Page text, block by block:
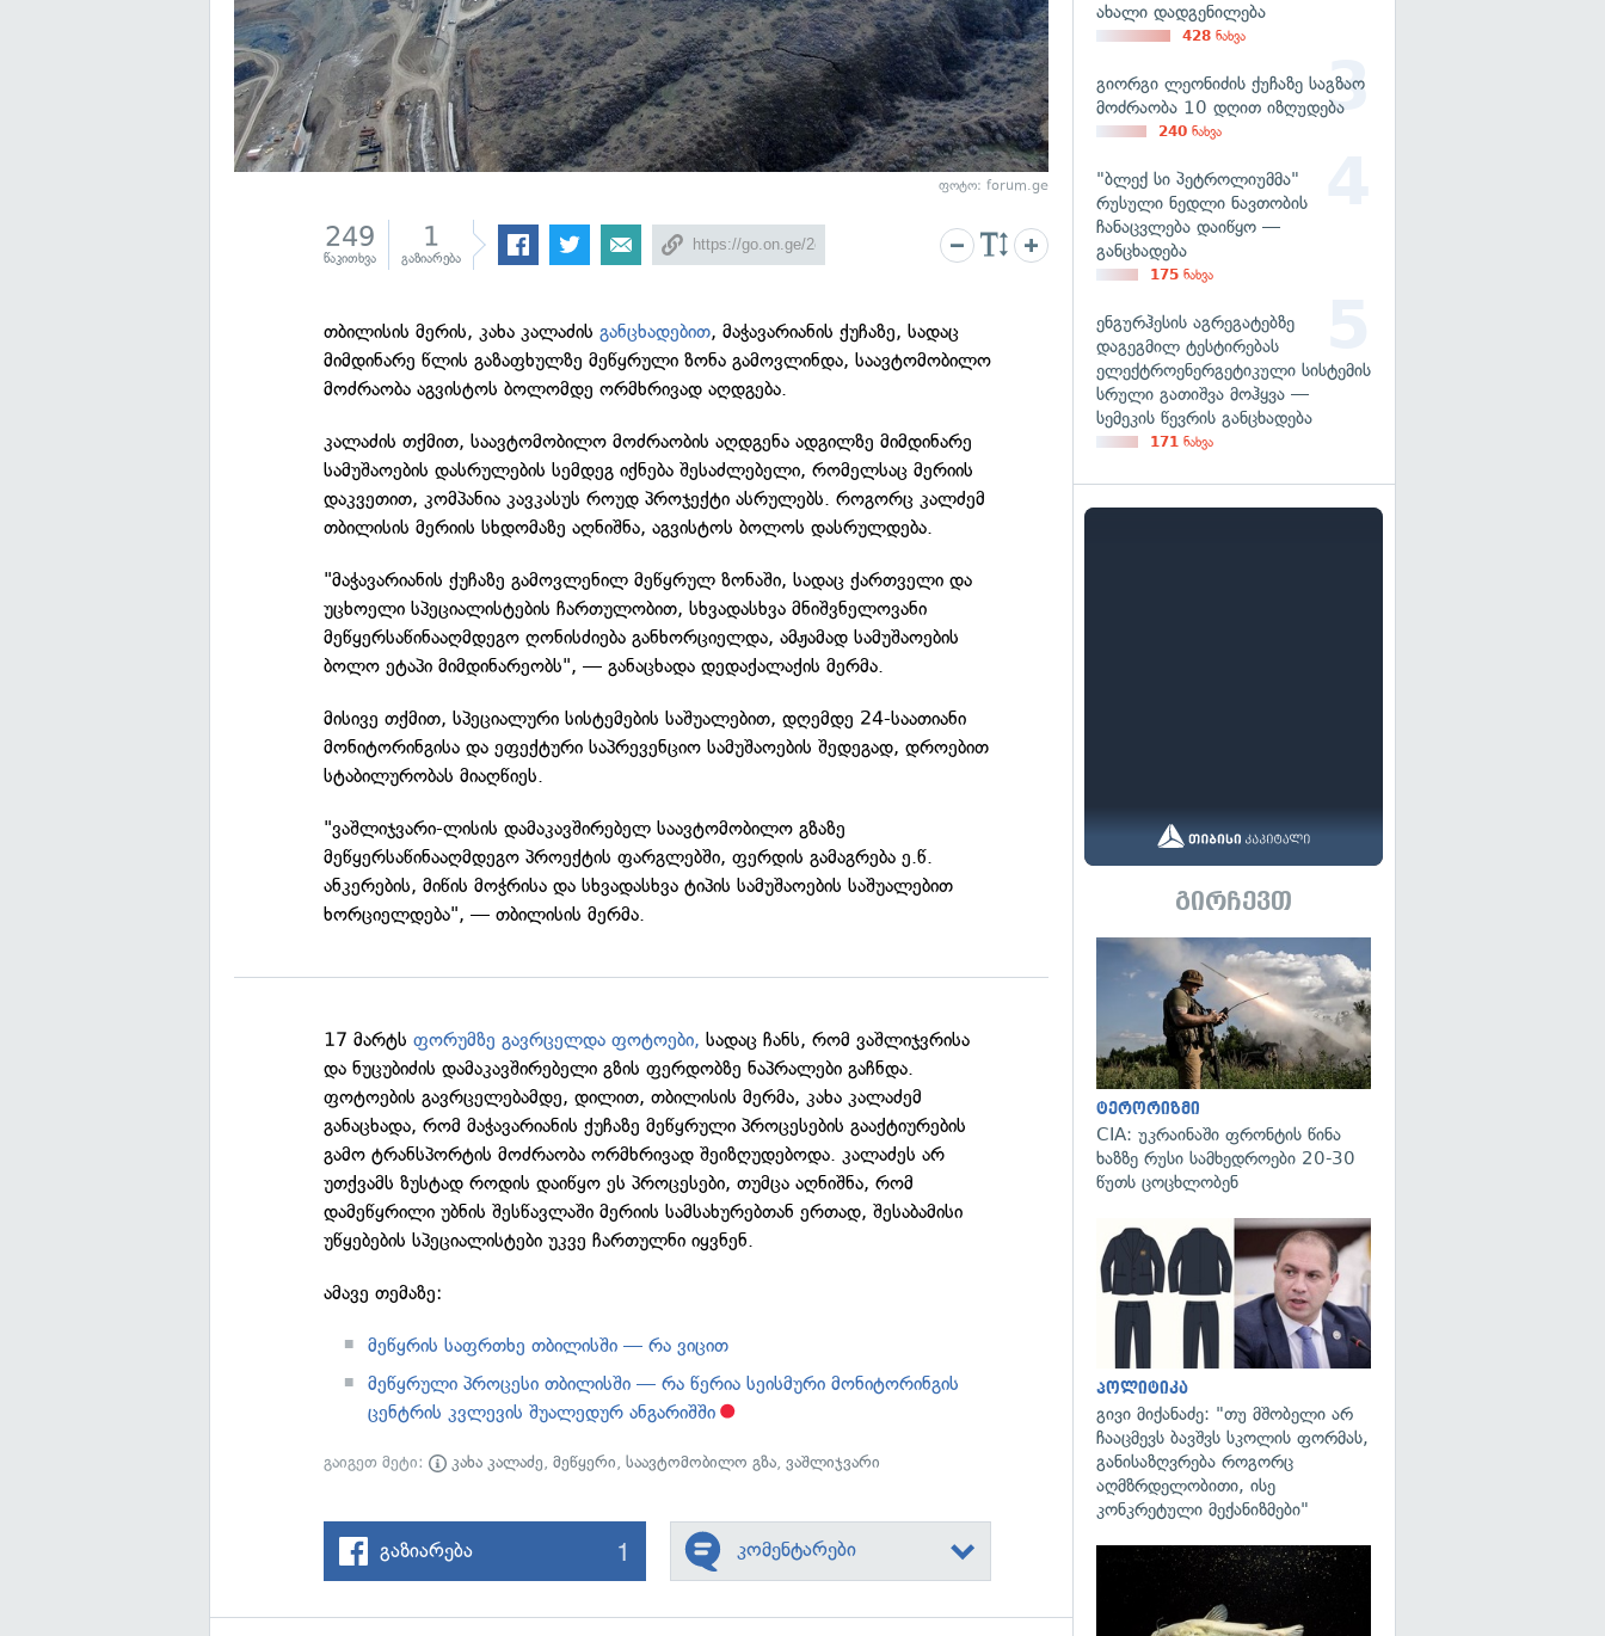
ფოტო: forum.ge
249
წაკითხვა
1
გაზიარება
თბილისის მერის, კახა კალაძისგანცხადებით, მაჭავარიანის ქუჩაზე, სადაც
მიმდინარე წლის გაზაფხულზე მეწყრული ზონა გამოვლინდა, საავტომობილო
მოძრაობა აგვისტოს ბოლომდე ორმხრივად აღდგება.
კალაძის თქმით, საავტომობილო მოძრაობის აღდგენა ადგილზე მიმდინარე
სამუშაოების დასრულების სემდეგ იქნება შესაძლებელი, რომელსაც მერიის
დაკვეთით, კომპანია კავკასუს როუდ პროჯექტი ასრულებს. როგორც კალძემ
თბილისის მერიის სხდომაზე აღნიშნა, აგვისტოს ბოლოს დასრულდება.
"მაჭავარიანის ქუჩაზე გამოვლენილ მეწყრულ ზონაში, სადაც ქართველი და
უცხოელი სპეციალისტების ჩართულობით, სხვადასხვა მნიშვნელოვანი
მეწყერსაწინააღმდეგო ღონისძიება განხორციელდა, ამჟამად სამუშაოების
ბოლო ეტაპი მიმდინარეობს", — განაცხადა დედაქალაქის მერმა.
მისივე თქმით, სპეციალური სისტემების საშუალებით, დღემდე 24-საათიანი
მონიტორინგისა და ეფექტური საპრევენციო სამუშაოების შედეგად, დროებით
სტაბილურობას მიაღწიეს.
"ვაშლიჯვარი-ლისის დამაკავშირებელ საავტომობილო გზაზე
მეწყერსაწინააღმდეგო პროექტის ფარგლებში, ფერდის გამაგრება ე.წ.
ანკერების, მიწის მოჭრისა და სხვადასხვა ტიპის სამუშაოების საშუალებით
ხორციელდება", — თბილისის მერმა.
17 მარტსფორუმზე გავრცელდა ფოტოები, სადაც ჩანს, რომ ვაშლიჯვრისა
და ნუცუბიძის დამაკავშირებელი გზის ფერდობზე ნაპრალები გაჩნდა.
ფოტოების გავრცელებამდე, დილით, თბილისის მერმა, კახა კალაძემ
განაცხადა, რომ მაჭავარიანის ქუჩაზე მეწყრული პროცესების გააქტიურების
გამო ტრანსპორტის მოძრაობა ორმხრივად შეიზღუდებოდა. კალაძეს არ
უთქვამს ზუსტად როდის დაიწყო ეს პროცესები, თუმცა აღნიშნა, რომ
დამეწყრილი უბნის შესწავლაში მერიის სამსახურებთან ერთად, შესაბამისი
უწყებების სპეციალისტები უკვე ჩართულნი იყვნენ.
ამავე თემაზე:
მეწყრის საფრთხე თბილისში — რა ვიცით
მეწყრული პროცესი თბილისში — რა წერია სეისმური მონიტორინგის
ცენტრის კვლევის შუალედურ ანგარიშში
გაიგეთ მეტი: კახა კალაძე,მეწყერი,საავტომობილო გზა,ვაშლიჯვარი
გაზიარება 1 კომენტარები
ახალი დადგენილება
428 ნახვა
გიორგი ლეონიძის ქუჩაზე საგზაო
მოძრაობა 10 დღით იზღუდება
240 ნახვა
"ბლექ სი პეტროლიუმმა"
რუსული ნედლი ნავთობის
ჩანაცვლება დაიწყო —
განცხადება
175 ნახვა
ენგურჰესის აგრეგატებზე
დაგეგმილ ტესტირებას
ელექტროენერგეტიკული სისტემის
სრული გათიშვა მოჰყვა —
სემეკის წევრის განცხადება
171 ნახვა
გირჩევთ
ტერორიზმი
CIA: უკრაინაში ფრონტის წინა
ხაზზე რუსი სამხედროები 20-30
წუთს ცოცხლობენ
პოლიტიკა
გივი მიქანაძე: "თუ მშობელი არ
ჩააცმევს ბავშვს სკოლის ფორმას,
განისაზღვრება როგორც
აღმზრდელობითი, ისე
კონკრეტული მექანიზმები"